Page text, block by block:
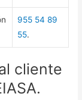
955 54 89
55.
cliente